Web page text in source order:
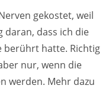
gekostet, weil
daran, dass ich die
berührt hatte. Richtig
nur, wenn die
werden. Mehr dazu